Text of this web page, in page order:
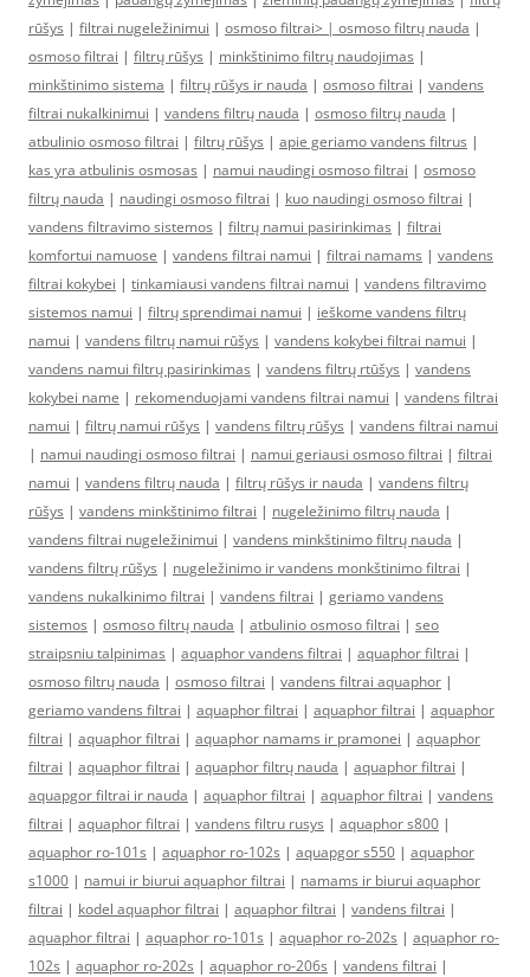
rūšys | filtrai nugeležinimui | osmoso filtrai> | osmoso filtrų nauda |
osmoso filtrai | filtrų rūšys | minkštinimo filtrų naudojimas |
minkštinimo sistema | filtrų rūšys ir nauda | osmoso filtrai | vandens
filtrai nukalkinimui | vandens filtrų nauda | osmoso filtrų nauda |
atbulinio osmoso filtrai | filtrų rūšys | apie geriamo vandens filtrus |
kas yra atbulinis osmosas | namui naudingi osmoso filtrai | osmoso
filtrų nauda | naudingi osmoso filtrai | kuo naudingi osmoso filtrai |
vandens filtravimo sistemos | filtrų namui pasirinkimas | filtrai
komfortui namuose | vandens filtrai namui | filtrai namams | vandens
filtrai kokybei | tinkamiausi vandens filtrai namui | vandens filtravimo
sistemos namui | filtrų sprendimai namui | ieškome vandens filtrų
namui | vandens filtrų namui rūšys | vandens kokybei filtrai namui |
vandens namui filtrų pasirinkimas | vandens filtrų rtūšys | vandens
kokybei name | rekomenduojami vandens filtrai namui | vandens filtrai
namui | filtrų namui rūšys | vandens filtrų rūšys | vandens filtrai namui
| namui naudingi osmoso filtrai | namui geriausi osmoso filtrai | filtrai
namui | vandens filtrų nauda | filtrų rūšys ir nauda | vandens filtrų
rūšys | vandens minkštinimo filtrai | nugeležinimo filtrų nauda |
vandens filtrai nugeležinimui | vandens minkštinimo filtrų nauda |
vandens filtrų rūšys | nugeležinimo ir vandens monkštinimo filtrai |
vandens nukalkinimo filtrai | vandens filtrai | geriamo vandens
sistemos | osmoso filtrų nauda | atbulinio osmoso filtrai | seo
straipsniu talpinimas | aquaphor vandens filtrai | aquaphor filtrai |
osmoso filtrų nauda | osmoso filtrai | vandens filtrai aquaphor |
geriamo vandens filtrai | aquaphor filtrai | aquaphor filtrai | aquaphor
filtrai | aquaphor filtrai | aquaphor namams ir pramonei | aquaphor
filtrai | aquaphor filtrai | aquaphor filtrų nauda | aquaphor filtrai |
aquapgor filtrai ir nauda | aquaphor filtrai | aquaphor filtrai | vandens
filtrai | aquaphor filtrai | vandens filtru rusys | aquaphor s800 |
aquaphor ro-101s | aquaphor ro-102s | aquapgor s550 | aquaphor
s1000 | namui ir biurui aquaphor filtrai | namams ir biurui aquaphor
filtrai | kodel aquaphor filtrai | aquaphor filtrai | vandens filtrai |
aquaphor filtrai | aquaphor ro-101s | aquaphor ro-202s | aquaphor ro-
102s | aquaphor ro-202s | aquaphor ro-206s | vandens filtrai |